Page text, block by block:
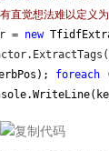
直觉想法难以定义
= new
foreach